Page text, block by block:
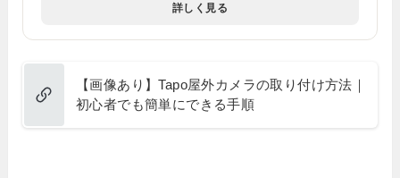
詳しく見る
【画像あり】Tapo屋外カメラの取り付け方法｜
初心者でも簡単にできる手順